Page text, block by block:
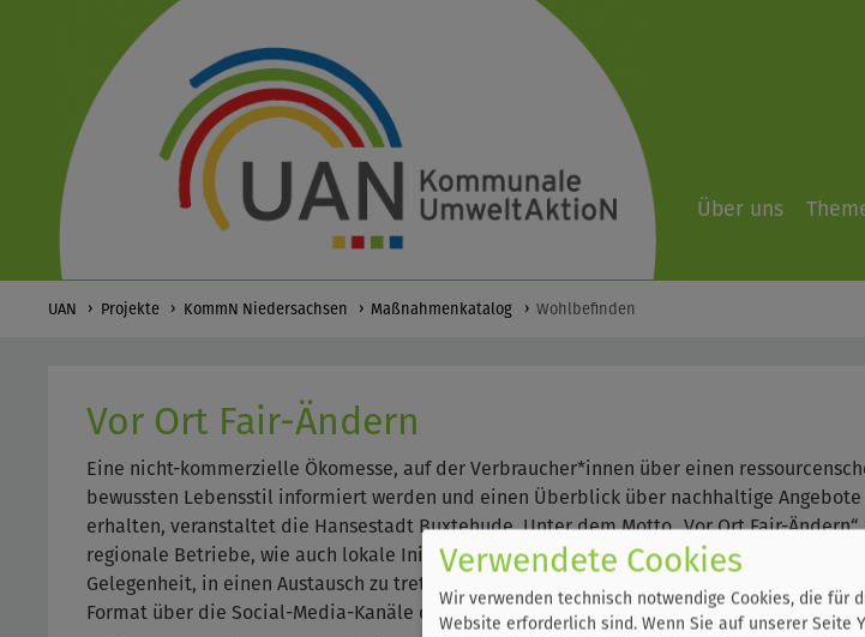
Über uns
UAN Projekte KommN Niedersachsen Maßnahmenkatalog Wohlbefinden
Vor Ort Fair-Ändern
Eine nicht-kommerzielle Ökomesse, auf der Verbraucher*innen über einen
bewussten Lebensstil informiert werden und einen Überblick über nachhaltige Angebote
erhalten, veranstaltet die Hansestadt Buxtehude. Unter dem Motto „Vor Ort Fair-
regionale Betriebe, wie auch lokale Initiativen, städtische Einrichtungen und
Gelegenheit, in einen Austausch zu treten. 2020 fand die Veranstaltung online statt und
Format über die Social-Media-Kanäle der Stadt verbreitet.
Verwendete Cookies
Wir verwenden technisch notwendige Cookies, die für
Website erforderlich sind. Wenn Sie auf unserer Seite